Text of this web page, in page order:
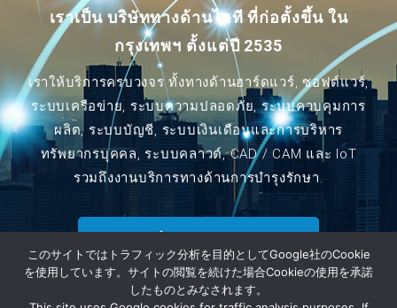
เราเป็น บริษัททางด้านไอที ที่ก่อตั้งขึ้น ใน
กรุงเทพฯ ตั้งแต่ปี 2535
เราให้บริการครบวงจร ทั้งทางด้านฮาร์ดแวร์, ซอฟต์แวร์,
ระบบเครือข่าย, ระบบความปลอดภัย, ระบบควบคุมการ
ผลิต, ระบบบัญชี, ระบบเงินเดือนและการบริหาร
ทรัพยากรบุคคล, ระบบคลาวด์, CAD / CAM และ IoT
รวมถึงงานบริการทางด้านการบำรุงรักษา.
このサイトではトラフィック分析を目的としてGoogle社のCookie
を使用しています。サイトの閲覧を続けた場合Cookieの使用を承諾
したものとみなされます。